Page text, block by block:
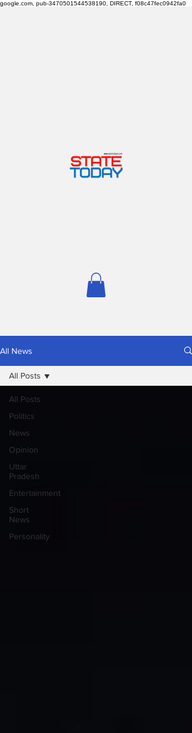
google.com, pub-3470501544538190, DIRECT, f08c47fec0942fa0
All News
All Posts
Politics
News
Opinion
Uttar
Pradesh
Entertainment
Short
News
Personality
All Posts